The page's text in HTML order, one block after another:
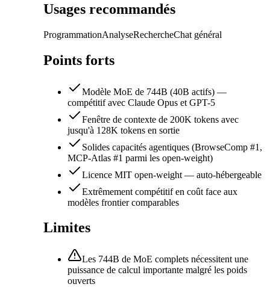
Usages recommandés
ProgrammationAnalyseRechercheChat général
Points forts
Modèle MoE de 744B (40B actifs) —
compétitif avec Claude Opus et GPT-5
Fenêtre de contexte de 200K tokens avec
jusqu'à 128K tokens en sortie
Solides capacités agentiques (BrowseComp #1,
MCP-Atlas #1 parmi les open-weight)
Licence MIT open-weight — auto-hébergeable
Extrêmement compétitif en coût face aux
modèles frontier comparables
Limites
Les 744B de MoE complets nécessitent une
puissance de calcul importante malgré les poids
ouverts